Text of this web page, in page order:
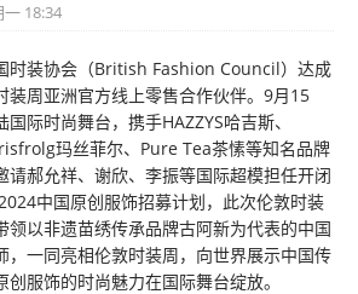
18:34
时装协会（British Fashion Council）达成
装周亚洲官方线上零售合作伙伴。9月15
际时尚舞台，携手HAZZYS哈吉斯、
玛丝菲尔、Pure Tea茶愫等知名品牌
请郝允祥、谢欣、李振等国际超模担任开闭
中国原创服饰招募计划，此次伦敦时装
领以非遗苗绣传承品牌古阿新为代表的中国
，一同亮相伦敦时装周，向世界展示中国传
服饰的时尚魅力在国际舞台绽放。